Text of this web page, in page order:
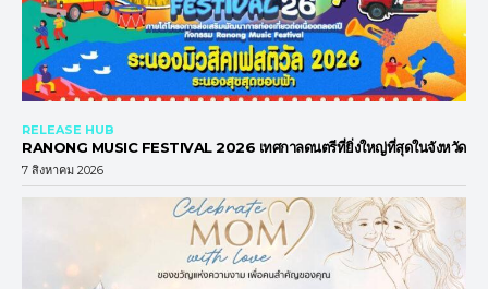
RELEASE HUB
RANONG MUSIC FESTIVAL 2026 เทศกาลดนตรีที่ยิ่งใหญ่ที่สุดในจังหวัด
7 สิงหาคม 2026